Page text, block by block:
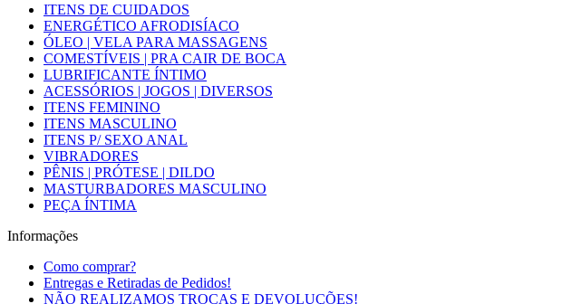
ITENS DE CUIDADOS
ENERGÉTICO AFRODISÍACO
ÓLEO | VELA PARA MASSAGENS
COMESTÍVEIS | PRA CAIR DE BOCA
LUBRIFICANTE ÍNTIMO
ACESSÓRIOS | JOGOS | DIVERSOS
ITENS FEMININO
ITENS MASCULINO
ITENS P/ SEXO ANAL
VIBRADORES
PÊNIS | PRÓTESE | DILDO
MASTURBADORES MASCULINO
PEÇA ÍNTIMA
Informações
Como comprar?
Entregas e Retiradas de Pedidos!
NÃO REALIZAMOS TROCAS E DEVOLUÇÕES!